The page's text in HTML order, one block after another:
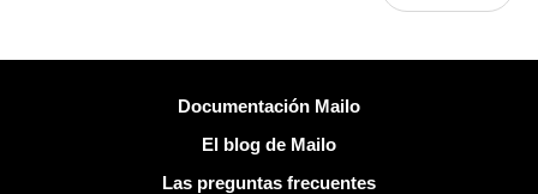
Documentación Mailo
El blog de Mailo
Las preguntas frecuentes